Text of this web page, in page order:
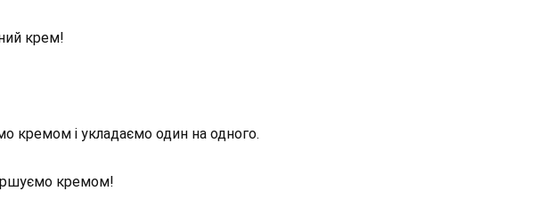
крем!
кремом і укладаємо один на одного.
кремом!